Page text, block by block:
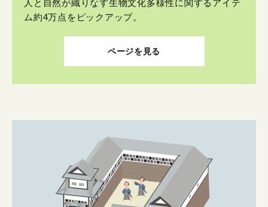
人と自然が織りなす生物文化多様性に関するアイテ
ム約4万点をピックアップ。
ページを見る